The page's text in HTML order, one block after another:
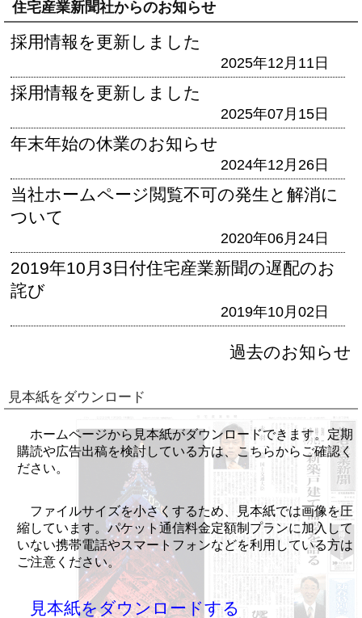
住宅産業新聞社からのお知らせ
採用情報を更新しました
2025年12月11日
採用情報を更新しました
2025年07月15日
年末年始の休業のお知らせ
2024年12月26日
当社ホームページ閲覧不可の発生と解消に
ついて
2020年06月24日
2019年10月3日付住宅産業新聞の遅配のお
詫び
2019年10月02日
過去のお知らせ
見本紙をダウンロード
ホームページから見本紙がダウンロードできます。定期
購読や広告出稿を検討している方は、こちらからご確認く
ださい。
ファイルサイズを小さくするため、見本紙では画像を圧
縮しています。パケット通信料金定額制プランに加入して
いない携帯電話やスマートフォンなどを利用している方は
ご注意ください。
見本紙をダウンロードする